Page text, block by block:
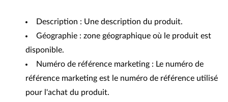
Description : Une description du produit.
Géographie : zone géographique où le produit est
disponible.
Numéro de référence marketing : Le numéro de
référence marketing est le numéro de référence utilisé
pour l'achat du produit.